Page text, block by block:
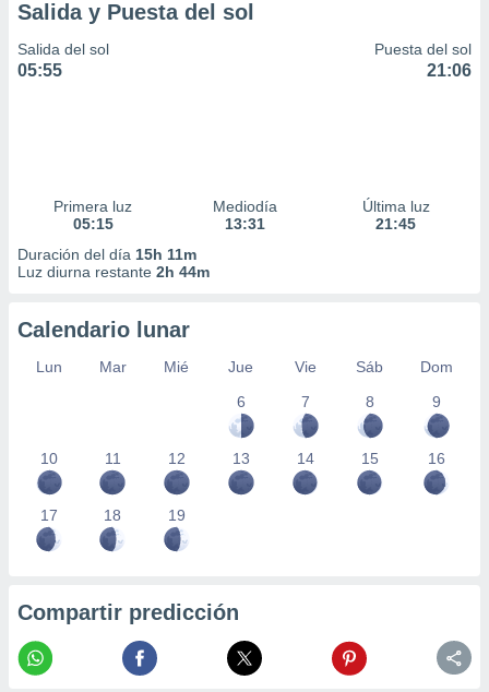
Salida y Puesta del sol
Salida del sol
05:55
Puesta del sol
21:06
Primera luz
05:15
Mediodía
13:31
Última luz
21:45
Duración del día 15h 11m
Luz diurna restante 2h 44m
Calendario lunar
Lun Mar Mié Jue Vie Sáb
Dom
6
7 8 9
10 11 12 13 14 15 16
17 18 19
Compartir predicción